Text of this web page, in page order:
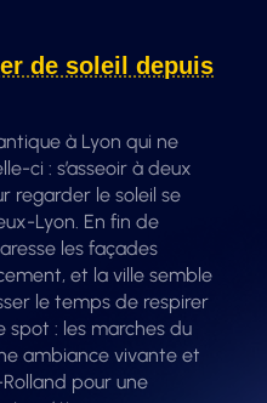
de soleil depuis
à Lyon qui ne
ci : s’asseoir à deux
regarder le soleil se
Lyon. En fin de
les façades
et la ville semble
le temps de respirer
spot : les marches du
ambiance vivante et
pour une